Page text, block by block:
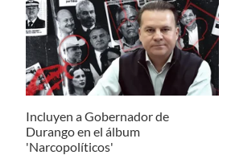
Incluyen a Gobernador de
Durango en el álbum
'Narcopolíticos'